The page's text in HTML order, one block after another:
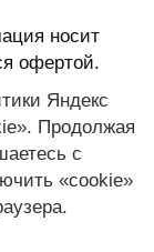
носит
офертой.
Яндекс
Продолжая
с
«cookie»